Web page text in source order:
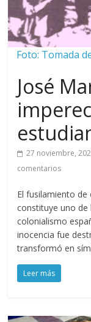
Foto: Tomada
José
27 noviembre,
comentarios
El fusilamiento
constituye uno
colonialismo
inocencia fue
transformó en
Leer más